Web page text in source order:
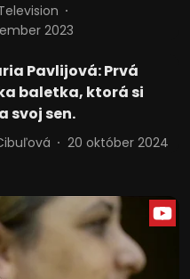
2023
Pavlijová: Prvá
baletka, ktorá si
svoj sen.
20 október 2024